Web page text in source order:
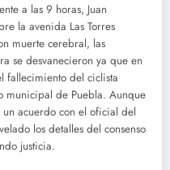
a las 9 horas, Juan
la avenida Las Torres
muerte cerebral, las
se desvanecieron ya que en
fallecimiento del ciclista
municipal de Puebla. Aunque
acuerdo con el oficial del
los detalles del consenso
justicia.